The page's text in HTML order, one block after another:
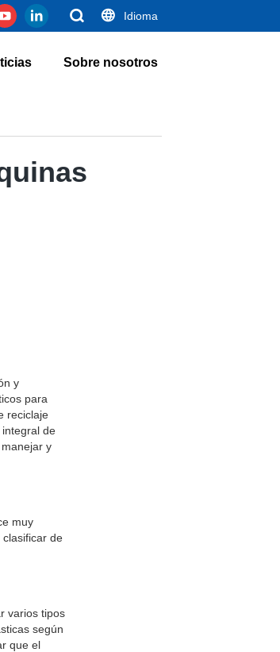
Idioma
Sobre nosotros
y
para
reciclaje
de
y
muy
de
varios tipos
según
que el